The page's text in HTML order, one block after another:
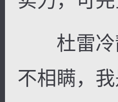
杜雷冷静
不相瞒，